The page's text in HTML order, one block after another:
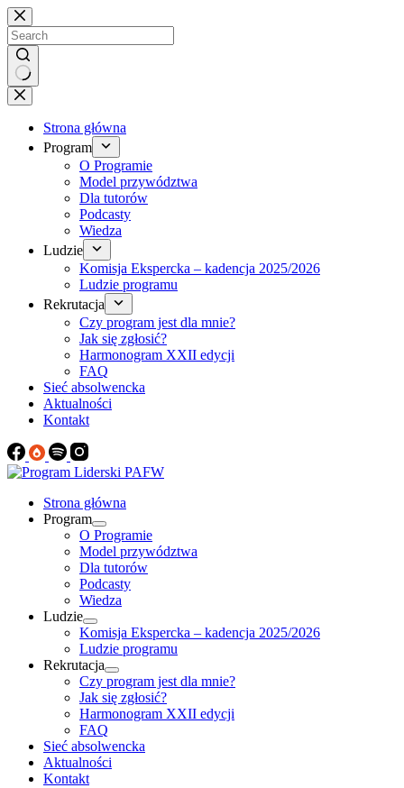
Brak
wyników
Strona główna
Program
O Programie
Model przywództwa
Dla tutorów
Podcasty
Wiedza
Ludzie
Komisja Ekspercka – kadencja 2025/2026
Ludzie programu
Rekrutacja
Czy program jest dla mnie?
Jak się zgłosić?
Harmonogram XXII edycji
FAQ
Sieć absolwencka
Aktualności
Kontakt
Strona główna
Program
O Programie
Model przywództwa
Dla tutorów
Podcasty
Wiedza
Ludzie
Komisja Ekspercka – kadencja 2025/2026
Ludzie programu
Rekrutacja
Czy program jest dla mnie?
Jak się zgłosić?
Harmonogram XXII edycji
FAQ
Sieć absolwencka
Aktualności
Kontakt